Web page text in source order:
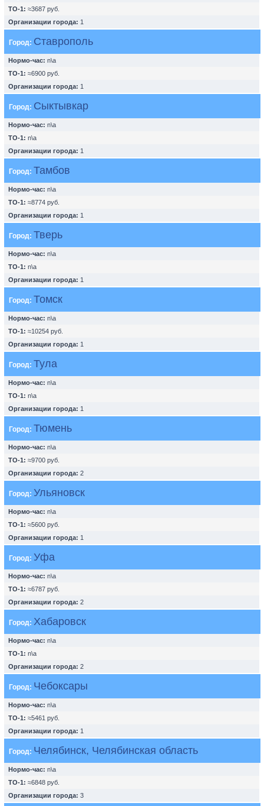
ТО-1: ≈3687 руб.
Организации города: 1
Город: Ставрополь
Нормо-час: n\a
ТО-1: ≈6900 руб.
Организации города: 1
Город: Сыктывкар
Нормо-час: n\a
ТО-1: n\a
Организации города: 1
Город: Тамбов
Нормо-час: n\a
ТО-1: ≈8774 руб.
Организации города: 1
Город: Тверь
Нормо-час: n\a
ТО-1: n\a
Организации города: 1
Город: Томск
Нормо-час: n\a
ТО-1: ≈10254 руб.
Организации города: 1
Город: Тула
Нормо-час: n\a
ТО-1: n\a
Организации города: 1
Город: Тюмень
Нормо-час: n\a
ТО-1: ≈9700 руб.
Организации города: 2
Город: Ульяновск
Нормо-час: n\a
ТО-1: ≈5600 руб.
Организации города: 1
Город: Уфа
Нормо-час: n\a
ТО-1: ≈6787 руб.
Организации города: 2
Город: Хабаровск
Нормо-час: n\a
ТО-1: n\a
Организации города: 2
Город: Чебоксары
Нормо-час: n\a
ТО-1: ≈5461 руб.
Организации города: 1
Город: Челябинск, Челябинская область
Нормо-час: n\a
ТО-1: ≈6848 руб.
Организации города: 3